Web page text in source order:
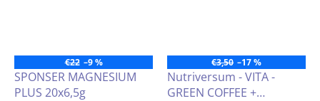
€22 –9 %
SPONSER MAGNESIUM
PLUS 20x6,5g
€3,50 –17 %
Nutriversum - VITA -
GREEN COFFEE +